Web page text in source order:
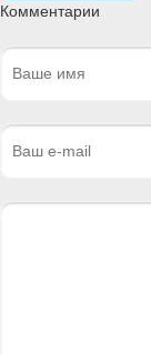
Комментарии